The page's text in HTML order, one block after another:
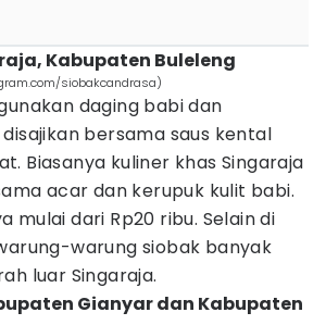
Kabupaten Buleleng
siobakcandrasa)
daging babi dan
bersama saus kental
Biasanya kuliner khas Singaraja
acar dan kerupuk kulit babi.
mulai dari Rp20 ribu. Selain di
warung siobak banyak
luar Singaraja.
Gianyar dan Kabupaten